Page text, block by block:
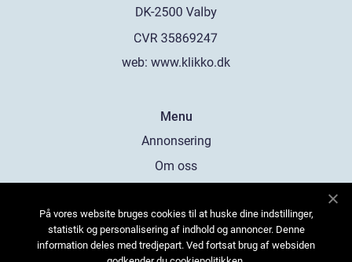
web: www.klikko.dk
Menu
Annonsering
Om oss
Kontakta oss
Sitemap
På vores website bruges cookies til at huske dine indstillinger,
statistik og personalisering af indhold og annoncer. Denne
information deles med tredjepart. Ved fortsat brug af websiden